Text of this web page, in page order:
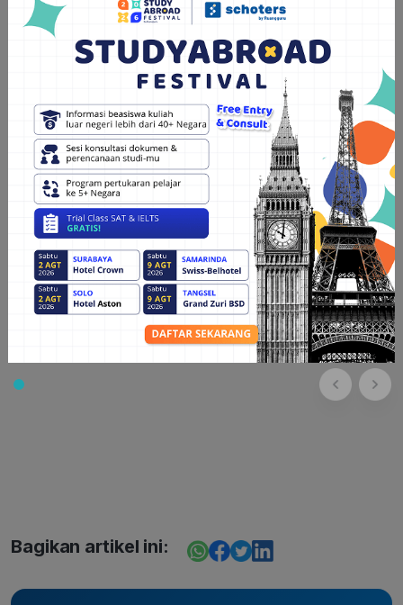
Bagikan artikel ini: